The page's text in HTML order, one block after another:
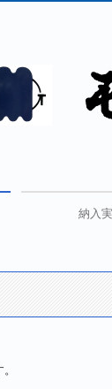
造くん」
納入